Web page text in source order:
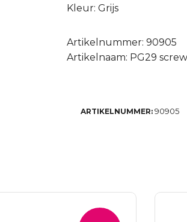
Kleur: Grijs
Artikelnummer: 90905
Artikelnaam: PG29
ARTIKELNUMMER: 90905